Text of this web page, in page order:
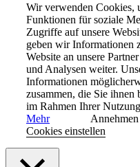
Wir verwenden Cookies,
Funktionen für soziale
Zugriffe auf unsere
geben wir Informationen
Website an unsere
und Analysen weiter.
Informationen
zusammen, die Sie ihnen
im Rahmen Ihrer
Mehr
Annehmen
Cookies einstellen